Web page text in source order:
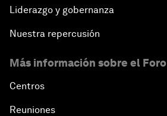
Liderazgo y gobernanza
Nuestra repercusión
Más información sobre el Foro
Centros
Reuniones